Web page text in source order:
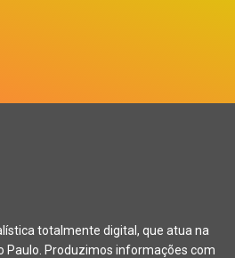
totalmente digital, que atua na
Paulo. Produzimos informações com